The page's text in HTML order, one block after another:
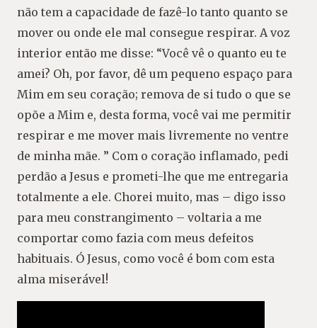
não tem a capacidade de fazê-lo tanto quanto se
mover ou onde ele mal consegue respirar. A voz
interior então me disse: “Você vê o quanto eu te
amei? Oh, por favor, dê um pequeno espaço para
Mim em seu coração; remova de si tudo o que se
opõe a Mim e, desta forma, você vai me permitir
respirar e me mover mais livremente no ventre
de minha mãe. ” Com o coração inflamado, pedi
perdão a Jesus e prometi-lhe que me entregaria
totalmente a ele. Chorei muito, mas – digo isso
para meu constrangimento – voltaria a me
comportar como fazia com meus defeitos
habituais. Ó Jesus, como você é bom com esta
alma miserável!